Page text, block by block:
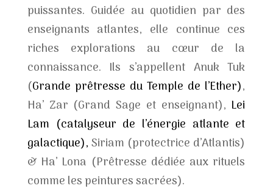
puissantes. Guidée au quotidien par des
enseignants atlantes, elle continue ces
riches explorations au cœur de la
connaissance. Ils s’appellent Anuk Tuk
(Grande prêtresse du Temple de l’Ether),
Ha’ Zar (Grand Sage et enseignant), Lei
Lam (catalyseur de l’énergie atlante et
galactique),Siriam (protectrice d’Atlantis)
& Ha’ Lona (Prêtresse dédiée aux rituels
comme les peintures sacrées).